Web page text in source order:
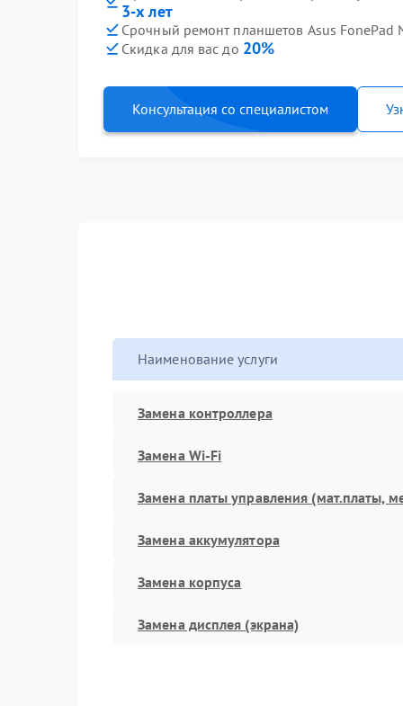
3-х лет
Срочный ремонт планшетов Asus FonePad
Скидка для вас до 20%
Консультация со специалистом
Наименование услуги
Замена контроллера
Замена Wi-Fi
Замена платы управления (мат.платы,
Замена аккумулятора
Замена корпуса
Замена дисплея (экрана)